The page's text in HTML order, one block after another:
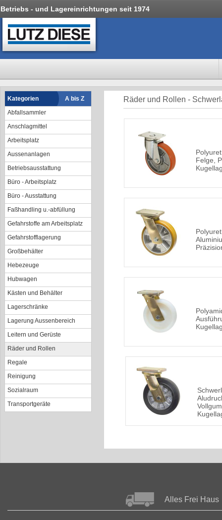
Betriebs - und Lagereinrichtungen seit 1974
Kategorien
A bis Z
Abfallsammler
Anschlagmittel
Arbeitsplatz
Aussenanlagen
Betriebsausstattung
Büro - Arbeitsplatz
Büro - Ausstattung
Faßhandling u.-abfüllung
Gefahrstoffe am Arbeitsplatz
Gefahrstofflagerung
Großbehälter
Hebezeuge
Hubwagen
Kästen und Behälter
Lagerschränke
Lagerung Aussenbereich
Leitern und Gerüste
Räder und Rollen
Regale
Reinigung
Sozialraum
Transportgeräte
Räder und Rollen -
Felge,
Alles Frei Haus